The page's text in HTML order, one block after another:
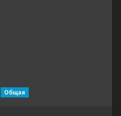
Общая